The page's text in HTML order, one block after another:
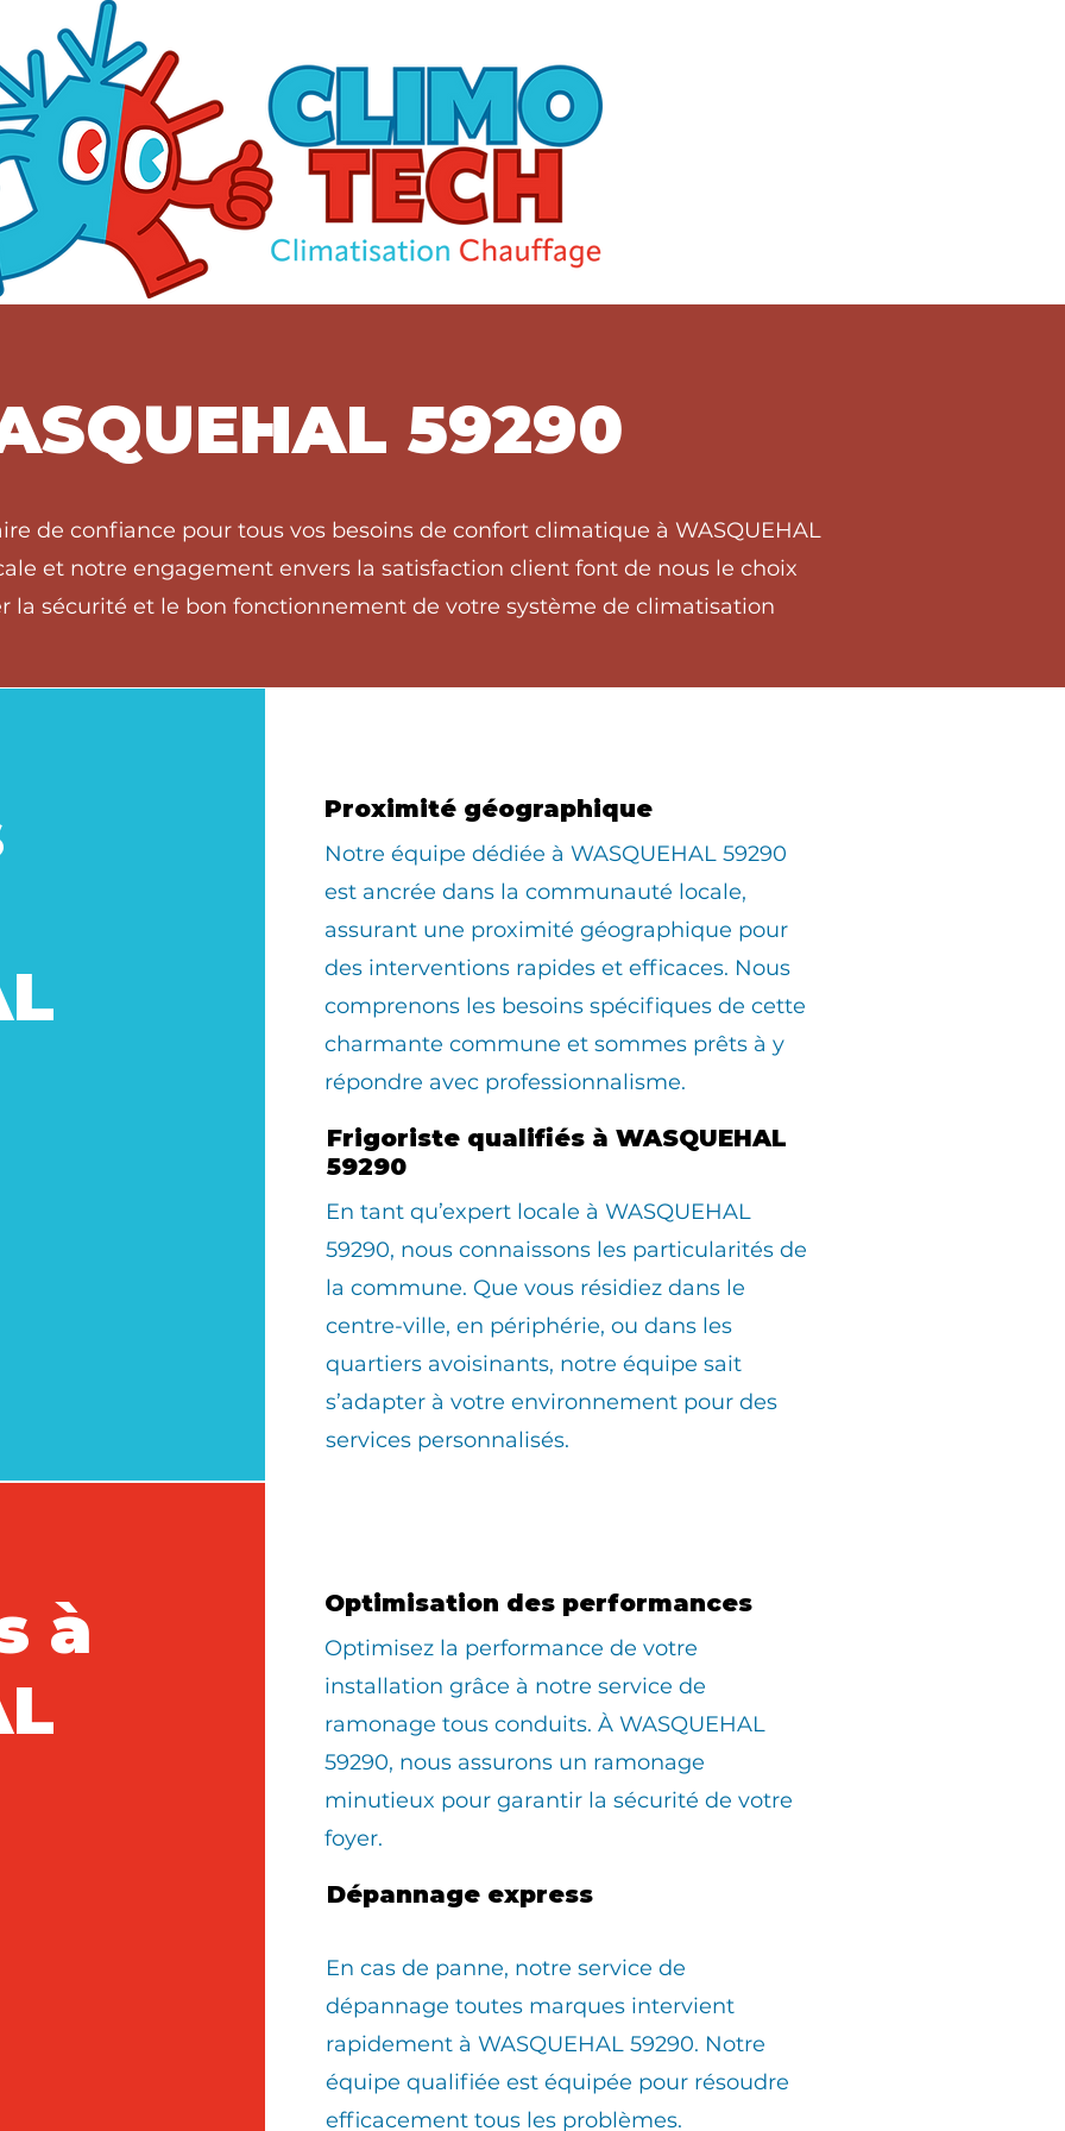
59290
de confiance pour tous vos besoins de confort climatique à WASQUEHAL
et notre engagement envers la satisfaction client font de nous le choix
la sécurité et le bon fonctionnement de votre système de climatisation
Proximité géographique
​Notre équipe dédiée à WASQUEHAL 59290
est ancrée dans la communauté locale,
assurant une proximité géographique pour
des interventions rapides et efficaces. Nous
comprenons les besoins spécifiques de cette
charmante commune et sommes prêts à y
répondre avec professionnalisme.
Frigoriste qualifiés à WASQUEHAL
59290
En tant qu’expert locale à WASQUEHAL
59290, nous connaissons les particularités de
la commune. Que vous résidiez dans le
centre-ville, en périphérie, ou dans les
quartiers avoisinants, notre équipe sait
s’adapter à votre environnement pour des
services personnalisés.
à
Optimisation des performances
Optimisez la performance de votre
installation grâce à notre service de
ramonage tous conduits. À WASQUEHAL
59290, nous assurons un ramonage
minutieux pour garantir la sécurité de votre
foyer.
Dépannage express
En cas de panne, notre service de
dépannage toutes marques intervient
rapidement à WASQUEHAL 59290. Notre
équipe qualifiée est équipée pour résoudre
efficacement tous les problèmes.